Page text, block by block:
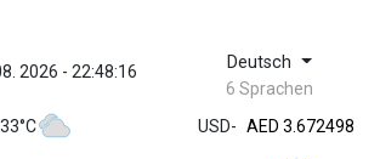
2026 - 22:48:16 Deutsch
6 Sprachen
USD-
ZWL
321.999592
AED 3.672498